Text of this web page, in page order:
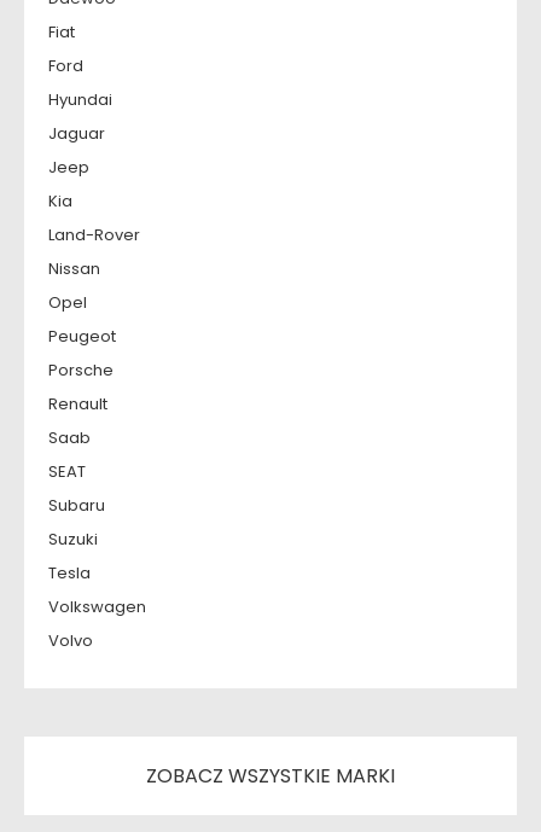
Fiat
Ford
Hyundai
Jaguar
Jeep
Kia
Land-Rover
Nissan
Opel
Peugeot
Porsche
Renault
Saab
SEAT
Subaru
Suzuki
Tesla
Volkswagen
Volvo
ZOBACZ WSZYSTKIE MARKI